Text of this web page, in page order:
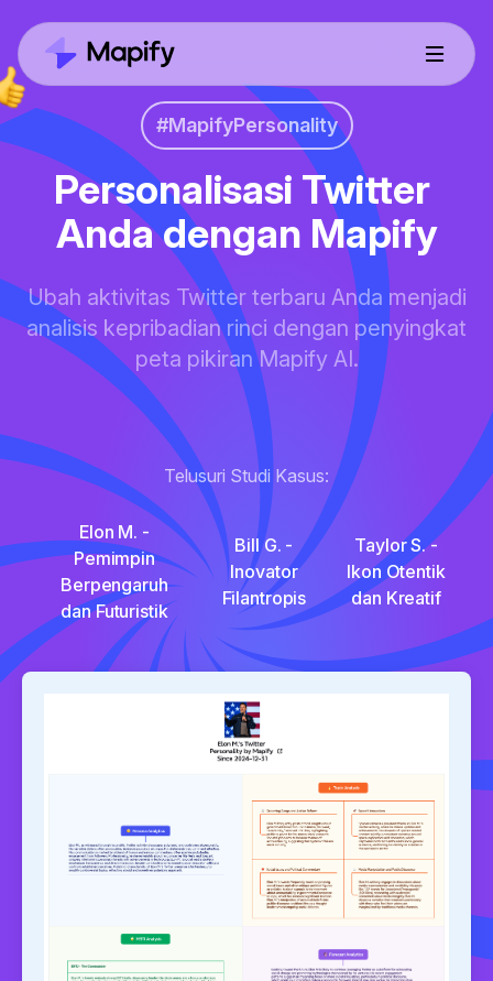
#MapifyPersonality
Personalisasi Twitter
Anda dengan Mapify
Ubah aktivitas Twitter terbaru Anda menjadi
analisis kepribadian rinci dengan penyingkat
peta pikiran Mapify AI.
Telusuri Studi Kasus:
Elon M. -
Pemimpin
Berpengaruh
dan Futuristik
Bill G. -
Inovator
Filantropis
Taylor S. -
Ikon Otentik
dan Kreatif